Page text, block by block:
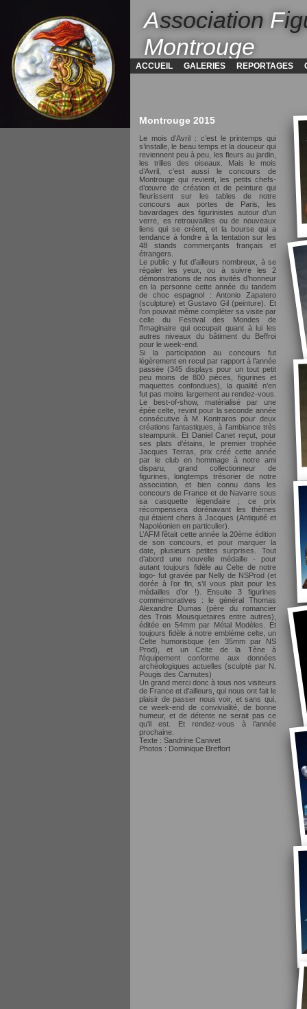
Association F
Montrouge
ACCUEIL GALERIES REPORTAGES
Montrouge 2015
Le mois d’Avril : c’est le printemps qui
s’installe, le beau temps et la douceur qui
reviennent peu à peu, les fleurs au jardin,
les trilles des oiseaux. Mais le mois
d’Avril, c’est aussi le concours de
Montrouge qui revient, les petits chefs-
d’œuvre de création et de peinture qui
fleurissent sur les tables de notre
concours aux portes de Paris, les
bavardages des figurinistes autour d’un
verre, es retrouvailles ou de nouveaux
liens qui se créent, et la bourse qui a
tendance à fondre à la tentation sur les
48 stands commerçants français et
étrangers.
Le public y fut d’ailleurs nombreux, à se
régaler les yeux, ou à suivre les 2
démonstrations de nos invités d’honneur
en la personne cette année du tandem
de choc espagnol : Antonio Zapatero
(sculpture) et Gustavo Gil (peinture). Et
l’on pouvait même compléter sa visite par
celle du Festival des Mondes de
l’Imaginaire qui occupait quant à lui les
autres niveaux du bâtiment du Beffroi
pour le week-end.
Si la participation au concours fut
légèrement en recul par rapport à l’année
passée (345 displays pour un tout petit
peu moins de 800 pièces, figurines et
maquettes confondues), la qualité n’en
fut pas moins largement au rendez-vous.
Le best-of-show, matérialisé par une
épée celte, revint pour la seconde année
consécutive à M. Kontraros pour deux
créations fantastiques, à l’ambiance très
steampunk. Et Daniel Canet reçut, pour
ses plats d’étains, le premier trophée
Jacques Terras, prix créé cette année
par le club en hommage à notre ami
disparu, grand collectionneur de
figurines, longtemps trésorier de notre
association, et bien connu dans les
concours de France et de Navarre sous
sa casquette légendaire ; ce prix
récompensera dorénavant les thèmes
qui étaient chers à Jacques (Antiquité et
Napoléonien en particulier).
L’AFM fêtait cette année la 20ème édition
de son concours, et pour marquer la
date, plusieurs petites surprises. Tout
d’abord une nouvelle médaille - pour
autant toujours fidèle au Celte de notre
logo- fut gravée par Nelly de NSProd (et
dorée à l’or fin, s’il vous plait pour les
médailles d’or !). Ensuite 3 figurines
commémoratives : le général Thomas
Alexandre Dumas (père du romancier
des Trois Mousquetaires entre autres),
éditée en 54mm par Métal Modèles. Et
toujours fidèle à notre emblème celte, un
Celte humoristique (en 35mm par NS
Prod), et un Celte de la Tène à
l’équipement conforme aux données
archéologiques actuelles (sculpté par N.
Pougis des Carnutes)
Un grand merci donc à tous nos visiteurs
de France et d’ailleurs, qui nous ont fait le
plaisir de passer nous voir, et sans qui,
ce week-end de convivialité, de bonne
humeur, et de détente ne serait pas ce
qu’il est. Et rendez-vous à l’année
prochaine.
Texte : Sandrine Canivet
Photos : Dominique Breffort